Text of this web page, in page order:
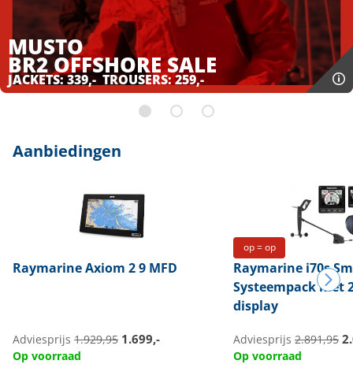
MUSTO
BR2 OFFSHORESALE
JACKETS: 339,- TROUSERS: 259,-
Aanbiedingen
RaymarineAxiom 2 9 MFD
Adviesprijs 1.929,95 1.699,-
Op voorraad
op = op
Raymarine i70s
Systeempack met
display
Adviesprijs 2.891,95
Op voorraad